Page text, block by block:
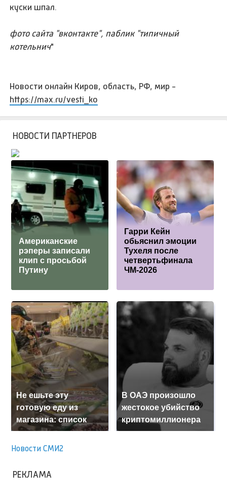
куски шпал.
фото сайта "вконтакте", паблик "типичный
котельнич"
Новости онлайн Киров, область, РФ, мир -
https://max.ru/vesti_ko
НОВОСТИ ПАРТНЕРОВ
Американские
рэперы записали
клип с просьбой
Путину
Гарри Кейн
обьяснил эмоции
Тухеля после
четвертьфинала
ЧМ-2026
Не ешьте эту
готовую еду из
магазина: список
В ОАЭ произошло
жестокое убийство
криптомиллионера
Новости СМИ2
РЕКЛАМА